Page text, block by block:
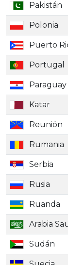
Pakistán
Polonia
Puerto
Portugal
Paraguay
Katar
Reunión
Rumania
Serbia
Rusia
Ruanda
Arabia
Sudán